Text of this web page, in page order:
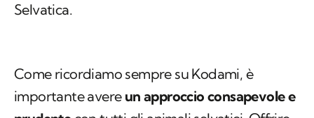
Selvatica.
Come ricordiamo sempre su Kodami, è
importante avere un approccio consapevole e